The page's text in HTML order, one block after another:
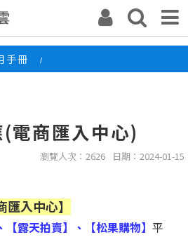
手冊 /
電商匯入中心)
瀏覽人次：2626 日期：2024-01-15
入中心】
【露天拍賣】、【松果購物】 平